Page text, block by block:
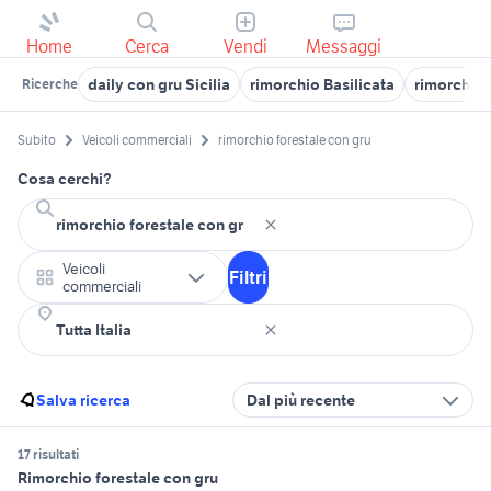
Home Cerca Vendi Messaggi
Ricerche daily con gru Sicilia rimorchio Basilicata rimorchio
Subito Veicoli commerciali rimorchio forestale con gru
Cosa cerchi?
Veicoli
commerciali
Filtri
Salva ricerca Dal più recente
17 risultati
Rimorchio forestale con gru